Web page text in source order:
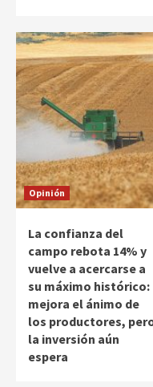
Opinión
La confianza del
campo rebota 14% y
vuelve a acercarse a
su máximo histórico:
mejora el ánimo de
los productores,
la inversión aún
espera